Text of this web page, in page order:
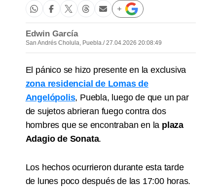
Edwin García
San Andrés Cholula, Puebla./ 27.04.2026 20:08:49
El pánico se hizo presente en la exclusiva
zona residencial de Lomas de
Angelópolis, Puebla, luego de que un par
de sujetos abrieran fuego contra dos
hombres que se encontraban en la plaza
Adagio de Sonata.
Los hechos ocurrieron durante esta tarde
de lunes poco después de las 17:00 horas.